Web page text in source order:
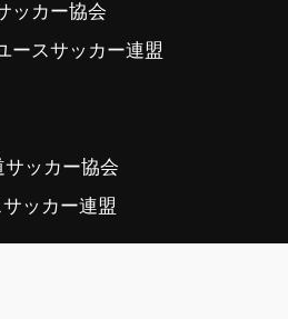
ッカー協会
ースサッカー連盟
ッカー協会
ッカー連盟